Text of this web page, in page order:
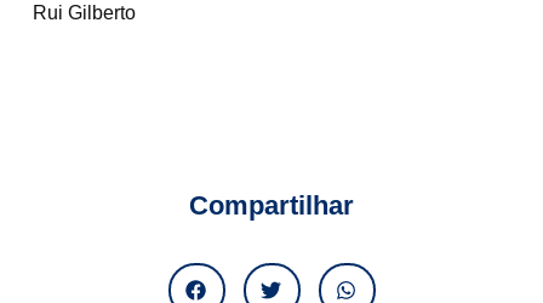
Rui Gilberto
Compartilhar